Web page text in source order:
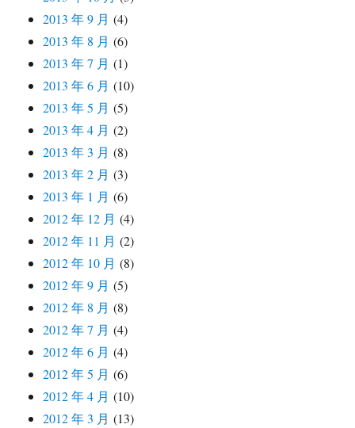
2013 年 9 月 (4)
2013 年 8 月 (6)
2013 年 7 月 (1)
2013 年 6 月 (10)
2013 年 5 月 (5)
2013 年 4 月 (2)
2013 年 3 月 (8)
2013 年 2 月 (3)
2013 年 1 月 (6)
2012 年 12 月 (4)
2012 年 11 月 (2)
2012 年 10 月 (8)
2012 年 9 月 (5)
2012 年 8 月 (8)
2012 年 7 月 (4)
2012 年 6 月 (4)
2012 年 5 月 (6)
2012 年 4 月 (10)
2012 年 3 月 (13)